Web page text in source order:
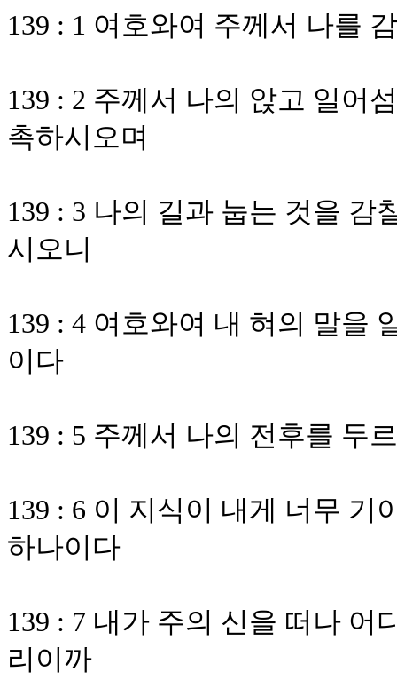
139 : 1 여호와여 주께서 나를
139 : 2 주께서 나의 앉고 일어
촉하시오며
139 : 3 나의 길과 눕는 것을 감
시오니
139 : 4 여호와여 내 혀의 말을
이다
139 : 5 주께서 나의 전후를 두
139 : 6 이 지식이 내게 너무 기
하나이다
139 : 7 내가 주의 신을 떠나 어
리이까